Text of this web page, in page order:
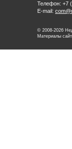
Телефон: +7
E-mail:
© 2008-2026
Материалы